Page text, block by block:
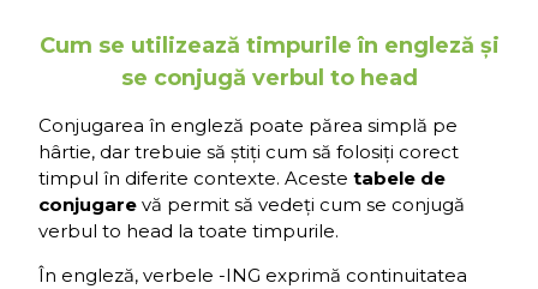
Cum se utilizează timpurile în engleză și
se conjugă verbul to head
Conjugarea în engleză poate părea simplă pe
hârtie, dar trebuie să știți cum să folosiți corect
timpul în diferite contexte. Aceste tabele de
conjugare vă permit să vedeți cum se conjugă
verbul to head la toate timpurile.
În engleză, verbele -ING exprimă continuitatea